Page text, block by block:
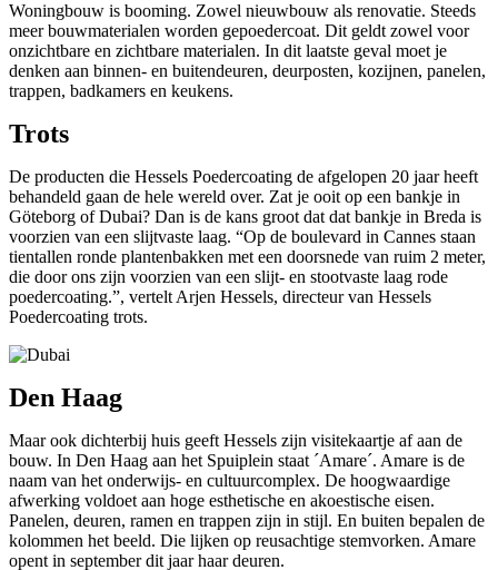
Woningbouw is booming. Zowel nieuwbouw als renovatie. Steeds
meer bouwmaterialen worden gepoedercoat. Dit geldt zowel voor
onzichtbare en zichtbare materialen. In dit laatste geval moet je
denken aan binnen- en buitendeuren, deurposten, kozijnen, panelen,
trappen, badkamers en keukens.
Trots
De producten die Hessels Poedercoating de afgelopen 20 jaar heeft
behandeld gaan de hele wereld over. Zat je ooit op een bankje in
Göteborg of Dubai? Dan is de kans groot dat dat bankje in Breda is
voorzien van een slijtvaste laag. “Op de boulevard in Cannes staan
tientallen ronde plantenbakken met een doorsnede van ruim 2 meter,
die door ons zijn voorzien van een slijt- en stootvaste laag rode
poedercoating.”, vertelt Arjen Hessels, directeur van Hessels
Poedercoating trots.
Den Haag
Maar ook dichterbij huis geeft Hessels zijn visitekaartje af aan de
bouw. In Den Haag aan het Spuiplein staat ´Amare´. Amare is de
naam van het onderwijs- en cultuurcomplex. De hoogwaardige
afwerking voldoet aan hoge esthetische en akoestische eisen.
Panelen, deuren, ramen en trappen zijn in stijl. En buiten bepalen de
kolommen het beeld. Die lijken op reusachtige stemvorken. Amare
opent in september dit jaar haar deuren.